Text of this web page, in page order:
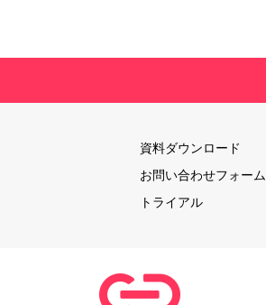
資料ダウンロード
お問い合わせフォーム
トライアル